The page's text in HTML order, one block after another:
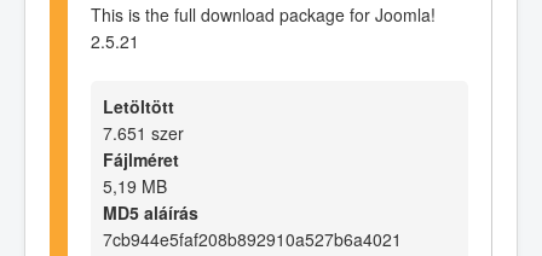
This is the full download package for Joomla!
2.5.21
Letöltött
7.651 szer
Fájlméret
5,19 MB
MD5 aláírás
7cb944e5faf208b892910a527b6a4021